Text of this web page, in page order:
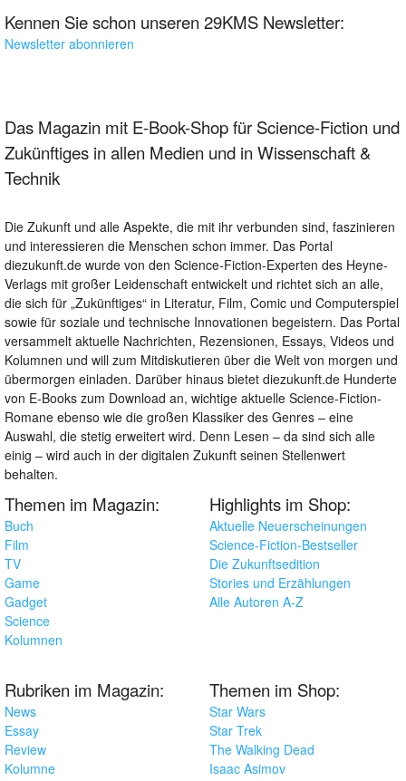
Kennen Sie schon unseren 29KMS Newsletter:
Newsletter abonnieren
Das Magazin mit E-Book-Shop für Science-Fiction und
Zukünftiges in allen Medien und in Wissenschaft &
Technik
Die Zukunft und alle Aspekte, die mit ihr verbunden sind, faszinieren
und interessieren die Menschen schon immer. Das Portal
diezukunft.de wurde von den Science-Fiction-Experten des Heyne-
Verlags mit großer Leidenschaft entwickelt und richtet sich an alle,
die sich für „Zukünftiges“ in Literatur, Film, Comic und Computerspiel
sowie für soziale und technische Innovationen begeistern. Das Portal
versammelt aktuelle Nachrichten, Rezensionen, Essays, Videos und
Kolumnen und will zum Mitdiskutieren über die Welt von morgen und
übermorgen einladen. Darüber hinaus bietet diezukunft.de Hunderte
von E-Books zum Download an, wichtige aktuelle Science-Fiction-
Romane ebenso wie die großen Klassiker des Genres – eine
Auswahl, die stetig erweitert wird. Denn Lesen – da sind sich alle
einig – wird auch in der digitalen Zukunft seinen Stellenwert
behalten.
Themen im Magazin:
Buch
Film
TV
Game
Gadget
Science
Kolumnen
Highlights im Shop:
Aktuelle Neuerscheinungen
Science-Fiction-Bestseller
Die Zukunftsedition
Stories und Erzählungen
Alle Autoren A-Z
Rubriken im Magazin:
News
Essay
Review
Kolumne
Themen im Shop:
Star Wars
Star Trek
The Walking Dead
Isaac Asimov